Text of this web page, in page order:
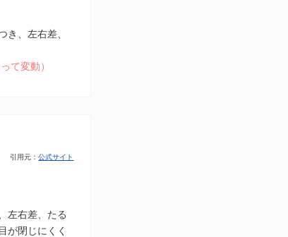
き、左右差、
て変動）
引用元：公式サイト
左右差、たる
が閉じにくく